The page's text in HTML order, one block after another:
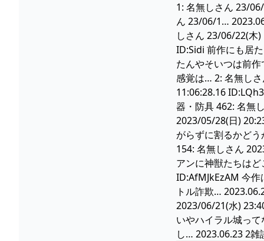
1: 名無しさん 23/
ん 23/06/1…
しさん 23/06/22(木
ID:Sidi 前作にも居
たんやそいつは前
感覚は… 2: 名無し
11:06:28.16
器・防具 462: 名無
2023/05/28(日)
がらずに割るかど
154: 名無しさん
アンに神獣たちは
ID:AfMJkEzAM 今
トル詐欺…
2023/06/21(水)
いやハイラル城っ
し… 2023.06.23 2雑